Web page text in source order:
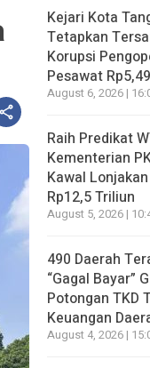
Kejari Kota
Tetapkan
Korupsi
Pesawat
August 6, 2026 |
Raih Predikat
Kementerian
Kawal
Rp12,5 Triliun
August 5, 2026 |
490 Daerah
“Gagal Bayar”
Potongan TKD
Keuangan
August 4, 2026 |